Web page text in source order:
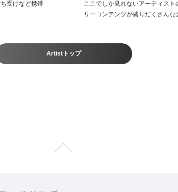
受けなど携帯
ここでしか見れないアーティス
リーコンテンツが盛りだくさん
Artistトップ